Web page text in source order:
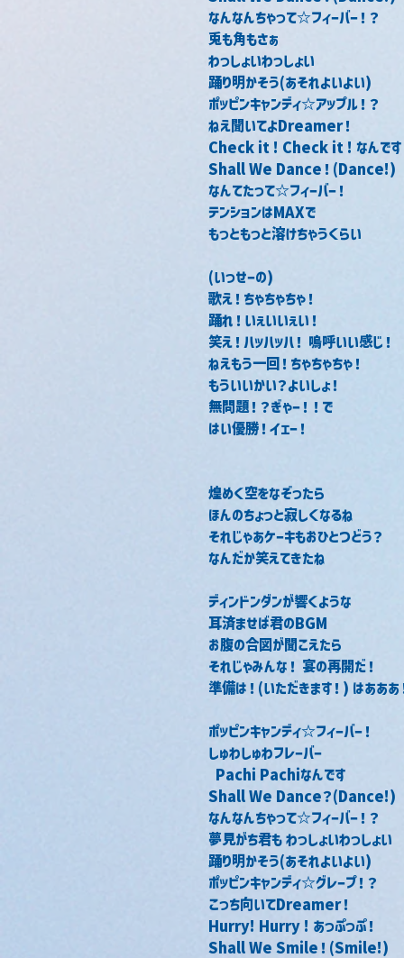
なんなんちゃって☆フィーバー！？
兎も角もさぁ
わっしょいわっしょい
踊り明かそう(あそれよいよい)
ポッピンキャンディ☆アップル！？
ねえ聞いてよDreamer！
Check it ! Check it ! なんです
Shall We Dance！(Dance!)
なんてたって☆フィーバー！
テンションはMAXで
もっともっと溶けちゃうくらい
(いっせーの)
歌え！ちゃちゃちゃ！
踊れ！いぇいいぇい！
笑え！ハッハッハ！ 嗚呼いい感じ！
ねえもう一回！ちゃちゃちゃ！
もういいかい？よいしょ！
無問題！？ぎゃー！！で
はい優勝！イェー！
煌めく空をなぞったら
ほんのちょっと寂しくなるね
それじゃあケーキもおひとつどう？
なんだか笑えてきたね
ディンドンダンが響くような
耳済ませば君のBGM
お腹の合図が聞こえたら
それじゃみんな！ 宴の再開だ！
準備は！(いただきます！) はあああ
ポッピンキャンディ☆フィーバー！
しゅわしゅわフレーバー
Pachi Pachiなんです
Shall We Dance？(Dance!)
なんなんちゃって☆フィーバー！？
夢見がち君も わっしょいわっしょい
踊り明かそう(あそれよいよい)
ポッピンキャンディ☆グレープ！？
こっち向いてDreamer！
Hurry! Hurry ! あっぷっぷ！
Shall We Smile！(Smile!)